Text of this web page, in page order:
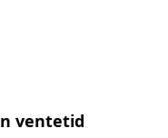
ventetid